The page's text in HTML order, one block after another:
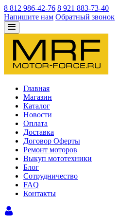
8 812 986-42-76 8 921 883-73-40
Напишите нам Обратный звонок
Главная
Магазин
Каталог
Новости
Оплата
Доставка
Договор Оферты
Ремонт моторов
Выкуп мототехники
Блог
Сотрудничество
FAQ
Контакты